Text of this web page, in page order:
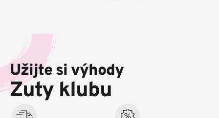
a
í
Užijte si výhody
Zuty klubu